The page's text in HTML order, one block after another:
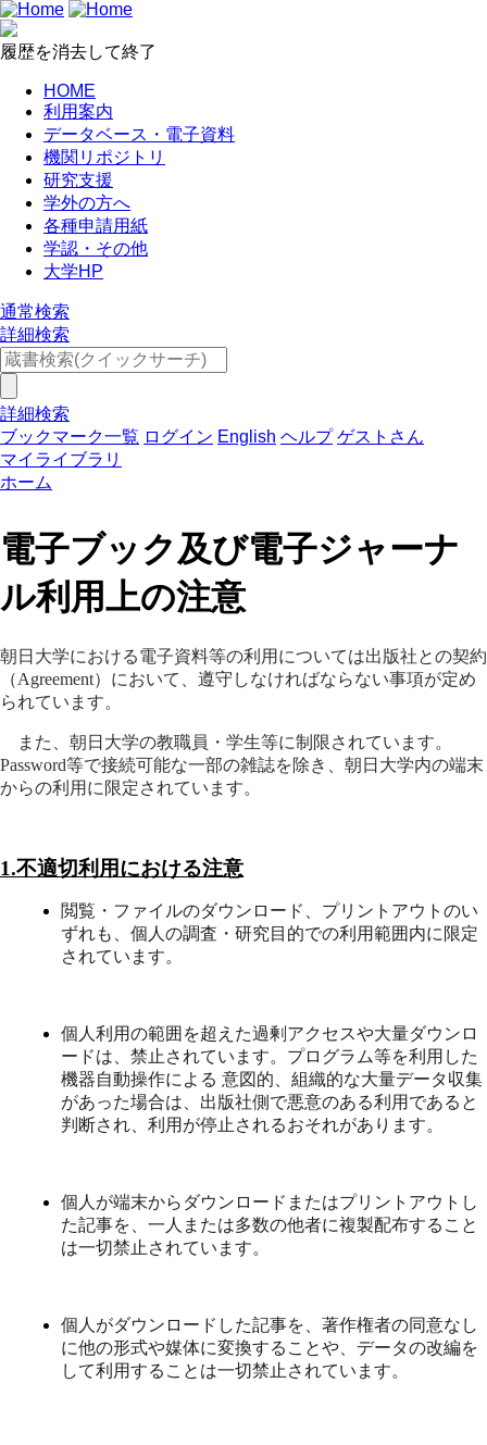
履歴を消去して終了
HOME
利用案内
データベース・電子資料
機関リポジトリ
研究支援
学外の方へ
各種申請用紙
学認・その他
大学HP
通常検索
詳細検索
詳細検索
ブックマーク一覧 ログイン English ヘルプ ゲストさん
マイライブラリ
ホーム
電子ブック及び電子ジャーナ
ル利用上の注意
朝日大学における電子資料等の利用については出版社との契約
（Agreement）において、遵守しなければならない事項が定め
られています。
また、朝日大学の教職員・学生等に制限されています。
Password等で接続可能な一部の雑誌を除き、朝日大学内の端末
からの利用に限定されています。
1.不適切利用における注意
閲覧・ファイルのダウンロード、プリントアウトのい
ずれも、個人の調査・研究目的での利用範囲内に限定
されています。
個人利用の範囲を超えた過剰アクセスや大量ダウンロ
ードは、禁止されています。プログラム等を利用した
機器自動操作による 意図的、組織的な大量データ収集
があった場合は、出版社側で悪意のある利用であると
判断され、利用が停止されるおそれがあります。
個人が端末からダウンロードまたはプリントアウトし
た記事を、一人または多数の他者に複製配布すること
は一切禁止されています。
個人がダウンロードした記事を、著作権者の同意なし
に他の形式や媒体に変換することや、データの改編を
して利用することは一切禁止されています。